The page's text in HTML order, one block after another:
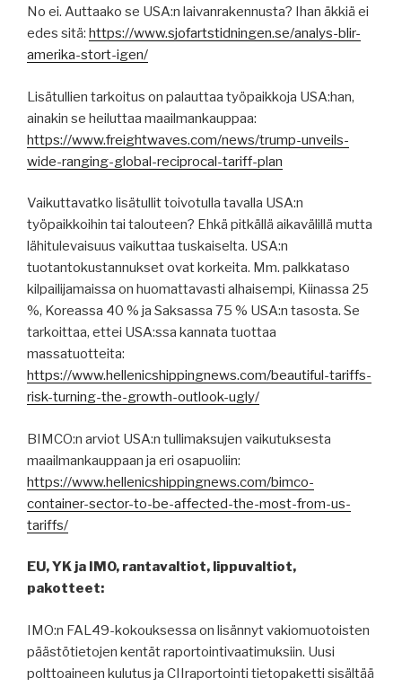
No ei. Auttaako se USA:n laivanrakennusta? Ihan äkkiä ei
edes sitä: https://www.sjofartstidningen.se/analys-blir-
amerika-stort-igen/
Lisätullien tarkoitus on palauttaa työpaikkoja USA:han,
ainakin se heiluttaa maailmankauppaa:
https://www.freightwaves.com/news/trump-unveils-
wide-ranging-global-reciprocal-tariff-plan
Vaikuttavatko lisätullit toivotulla tavalla USA:n
työpaikkoihin tai talouteen? Ehkä pitkällä aikavälillä mutta
lähitulevaisuus vaikuttaa tuskaiselta. USA:n
tuotantokustannukset ovat korkeita. Mm. palkkataso
kilpailijamaissa on huomattavasti alhaisempi, Kiinassa 25
%, Koreassa 40 % ja Saksassa 75 % USA:n tasosta. Se
tarkoittaa, ettei USA:ssa kannata tuottaa
massatuotteita:
https://www.hellenicshippingnews.com/beautiful-tariffs-
risk-turning-the-growth-outlook-ugly/
BIMCO:n arviot USA:n tullimaksujen vaikutuksesta
maailmankauppaan ja eri osapuoliin:
https://www.hellenicshippingnews.com/bimco-
container-sector-to-be-affected-the-most-from-us-
tariffs/
EU, YK ja IMO, rantavaltiot, lippuvaltiot,
pakotteet:
IMO:n FAL49-kokouksessa on lisännyt vakiomuotoisten
päästötietojen kentät raportointivaatimuksiin. Uusi
polttoaineen kulutus ja CIIraportointi tietopaketti sisältää